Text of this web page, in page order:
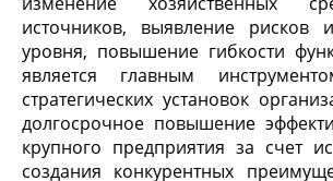
источников, выявление рисков
уровня, повышение гибкости
является главным
стратегических установок
долгосрочное повышение
крупного предприятия за счет
создания конкурентных